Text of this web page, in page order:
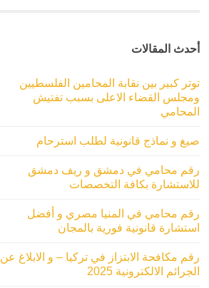
أحدث المقالات
توتر كبير بين نقابة المحامين الفلسطيين
ومجلس القضاء الاعلى بسبب تفتيش
المحامي
صيغ و نماذج قانونية لطلب استرحام
رقم محامي في دمشق و ريف دمشق
للاستشارة بكافة التخصصات
رقم محامي في المنيا مصري و أفضل
استشارة قانونية فورية بالمجان
رقم مكافحة الابتزاز في تركيا – و الابلاغ عن
الجرائم الالكترونية 2025